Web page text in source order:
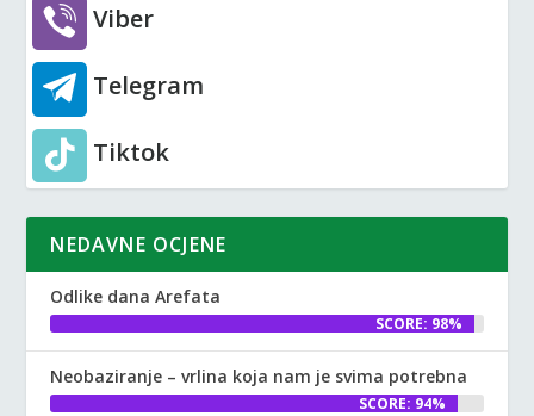
Viber
Telegram
Tiktok
NEDAVNE OCJENE
Odlike dana Arefata
SCORE: 98%
Neobaziranje – vrlina koja nam je svima potrebna
SCORE: 94%